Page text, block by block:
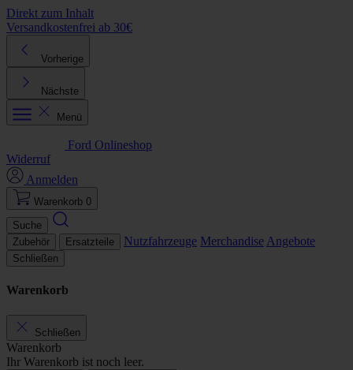
Direkt zum Inhalt
Versandkostenfrei ab 30€
Vorherige
Nächste
Menü
Ford Onlineshop
Widerruf
Anmelden
Warenkorb 0
Suche
Zubehör
Ersatzteile Nutzfahrzeuge Merchandise Angebote
Schließen
Warenkorb
Schließen
Warenkorb
Ihr Warenkorb ist noch leer.